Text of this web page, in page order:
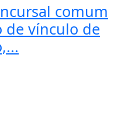
comum
de vínculo de